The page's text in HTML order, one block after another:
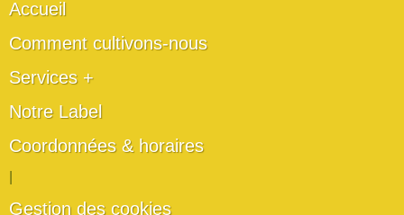
Accueil
Comment cultivons-nous
Services +
Notre Label
Coordonnées & horaires
Gestion des cookies